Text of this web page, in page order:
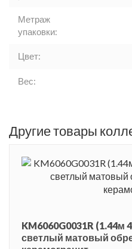
Метраж
упаковки:
Цвет:
Вес:
Другие товары
KM6060G0031R
светлый матовый